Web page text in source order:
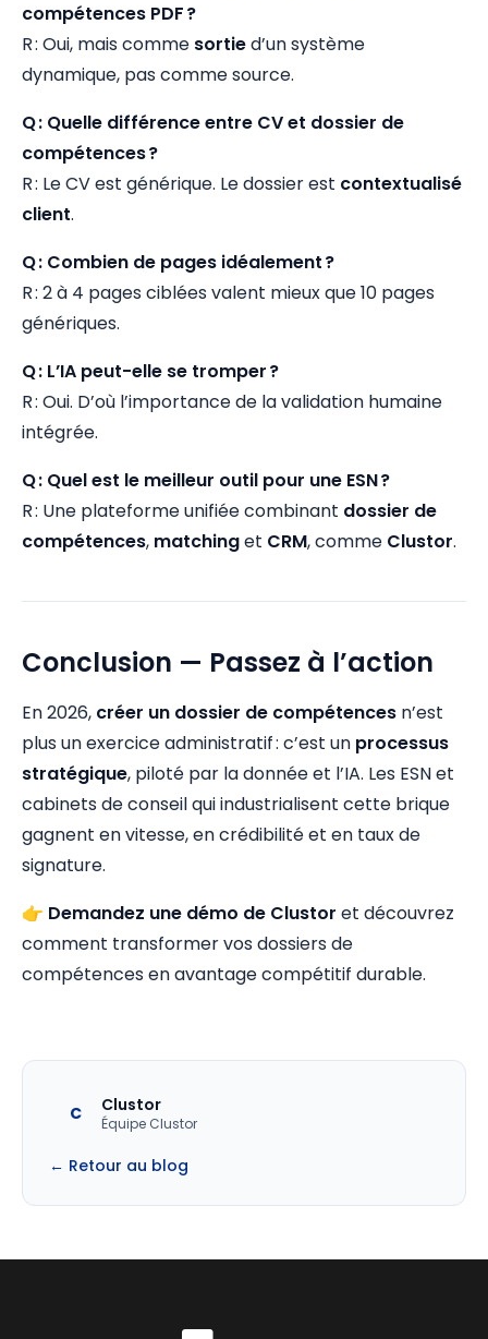
compétences PDF ?
R : Oui, mais comme sortied’un système
dynamique, pas comme source.
Q : Quelle différence entre CV et dossier de
compétences ?
R : Le CV est générique. Le dossier est contextualisé
client.
Q : Combien de pages idéalement ?
R : 2 à 4 pages ciblées valent mieux que 10 pages
génériques.
Q : L’IA peut-elle se tromper ?
R : Oui. D’où l’importance de la validation humaine
intégrée.
Q : Quel est le meilleur outil pour une ESN ?
R : Une plateforme unifiée combinant dossier de
compétences, matchinget CRM, comme Clustor.
Conclusion — Passez à l’action
En 2026, créer un dossier de compétences n’est
plus un exercice administratif : c’est un processus
stratégique, piloté par la donnée et l’IA. Les ESN et
cabinets de conseil qui industrialisent cette brique
gagnent en vitesse, en crédibilité et en taux de
signature.
👉 Demandez une démo de Clustor et découvrez
comment transformer vos dossiers de
compétences en avantage compétitif durable.
C Clustor
Équipe Clustor
← Retour au blog